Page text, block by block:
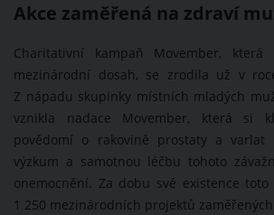
Akce zaměřená na zdraví
Charitativní kampaň Movember, která
mezinárodní dosah, se zrodila už v
Z nápadu skupinky místních mladých
vznikla nadace Movember, která si
povědomí o rakovině prostaty a varlat
výzkum a samotnou léčbu tohoto
onemocnění. Za dobu své existence
1 250 mezinárodních projektů